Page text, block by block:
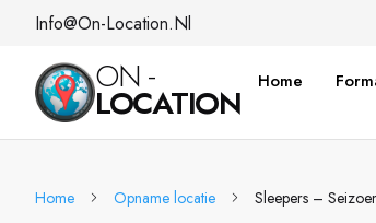
Info@on-Location.nl
ON -
LOCATION
Home
Home Opname locatie Sleepers –